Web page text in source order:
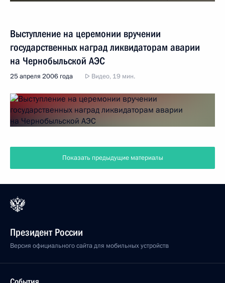
Выступление на церемонии вручении
государственных наград ликвидаторам аварии
на Чернобыльской АЭС
25 апреля 2006 года Видео, 19 мин.
Показать предыдущие материалы
Президент России
Версия официального сайта для мобильных устройств